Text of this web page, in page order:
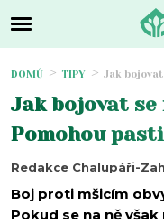
DOMŮ TIPY Jak
Jak bojovat se
Pomohou
Redakce Chalupáři-
Boj proti mšicím
Pokud se na ně